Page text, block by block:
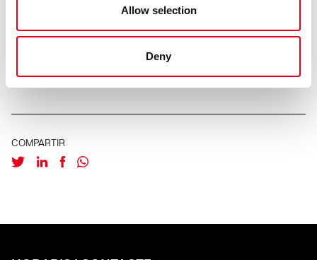
Allow selection
Deny
dorsal per a qui vulgui competir!
INSCRIPCIONS
COMPARTIR